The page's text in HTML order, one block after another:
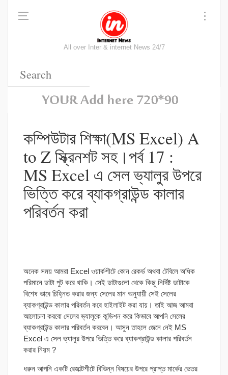
All over Inter & internet News 24/7
কম্পিউটার শিক্ষা(MS Excel) A
to Z স্ক্রিনশট সহ।পর্ব 17 :
MS Excel এ সেল ভ্যালুর উপরে
ভিত্তি করে ব্যাকগ্রাউন্ড কালার
পরিবর্তন করা
অনেক সময় আমরা Excel ওয়ার্কশীটে কোন রেকর্ড অথবা টেবিলে অধিক
পরিমানে ডাটা পুট করে থাকি। সেই ডাটাগুলো থেকে কিছু নির্দিষ্ট ডাটাকে
বিশেষ ভাবে চিহ্নিত করার জন্য সেলের মান অনুযায়ী সেই সেলের
ব্যাকগ্রাউন্ড কালার পরিবর্তন করে হাইলাইট করা যায়। তাই আজ আমরা
আলোচনা করবো সেলের ভ্যালূকে কন্ডিশন করে কিভাবে আপনি সেলের
ব্যাকগ্রাউন্ড কালার পরিবর্তন করবেন। আসুন তাহলে জেনে নেই MS
Excel এ সেল ভ্যালুর উপরে ভিত্তি করে ব্যাকগ্রাউন্ড কালার পরিবর্তন
করার নিয়ম ?
ধরুন আপনি একটি রেজাল্টশীটে বিভিন্ন বিষয়ের উপরে প্রাপ্ত মার্কের ভেতর